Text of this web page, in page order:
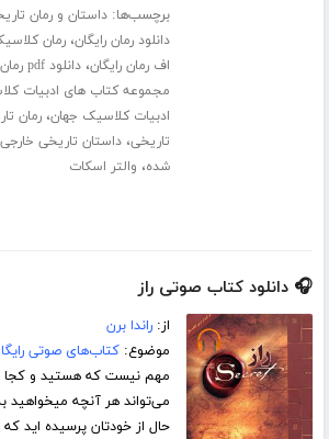
برچسب‌ها:داستان و رمان
دانلود رمان رایگان،رمان
اف رمان رایگان،دانلود pdf رمان
مجموعه کتاب های ادبیات
ادبیات کلاسیک جهان،رمان
تاریخی،داستان تاریخی خارجی
شده، والتر اسکات
🎧 دانلود کتاب صوتی راز
از:راندا برن
موضوع:کتاب‌های صوتی
مهم نیست که هستید و کجا
می‌تواند هر آنچه میخواهید
حال از خودتان پرسیده اید